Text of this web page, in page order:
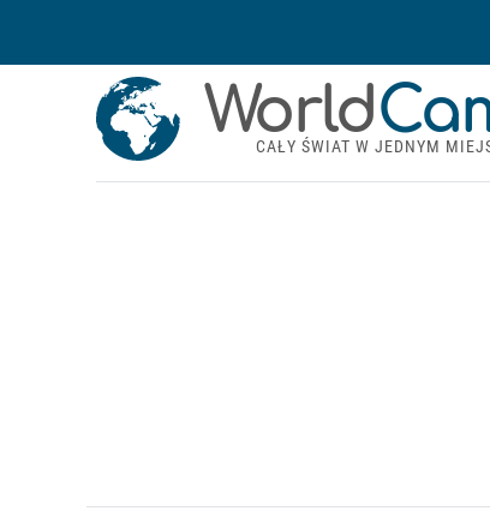
World
CAŁY ŚWIAT W JEDNYM